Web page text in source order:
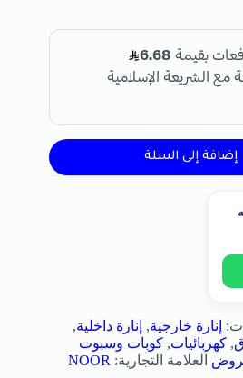
إضافة إلى السلة
إنارة خارجية, إنارة داخلية,
, كهربائيات, كوبات وسبوت
العلامة التجارية: NOOR